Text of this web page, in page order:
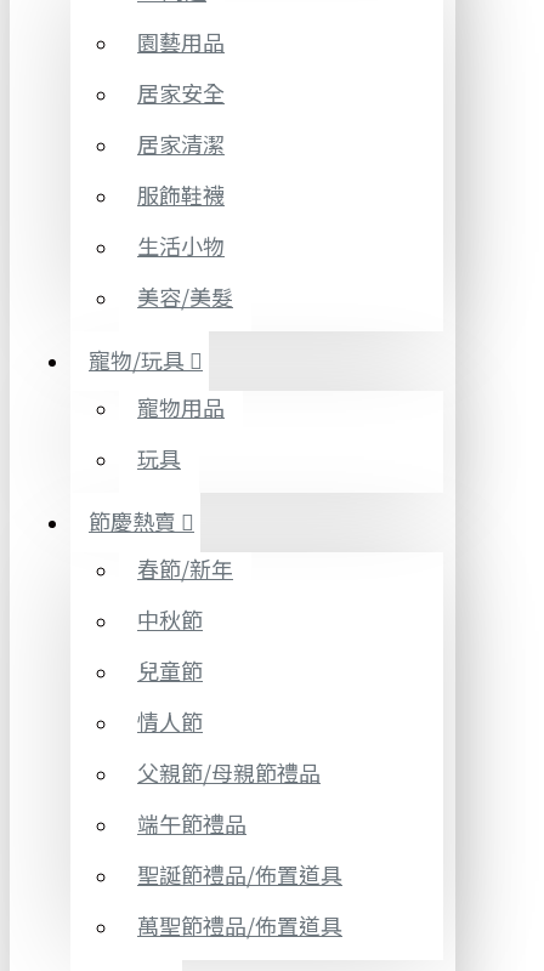
園藝用品
居家安全
居家清潔
服飾鞋襪
生活小物
美容/美髮
寵物/玩具
寵物用品
玩具
節慶熱賣
春節/新年
中秋節
兒童節
情人節
父親節/母親節禮品
端午節禮品
聖誕節禮品/佈置道具
萬聖節禮品/佈置道具